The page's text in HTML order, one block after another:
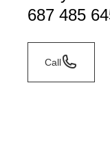
687 485
Call